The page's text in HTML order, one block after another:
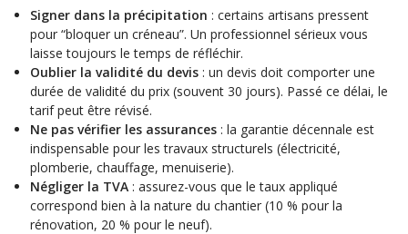
Signer dans la précipitation : certains artisans pressent
pour “bloquer un créneau”. Un professionnel sérieux vous
laisse toujours le temps de réfléchir.
Oublier la validité du devis : un devis doit comporter une
durée de validité du prix (souvent 30 jours). Passé ce délai, le
tarif peut être révisé.
Ne pas vérifier les assurances : la garantie décennale est
indispensable pour les travaux structurels (électricité,
plomberie, chauffage, menuiserie).
Négliger la TVA : assurez-vous que le taux appliqué
correspond bien à la nature du chantier (10 % pour la
rénovation, 20 % pour le neuf).